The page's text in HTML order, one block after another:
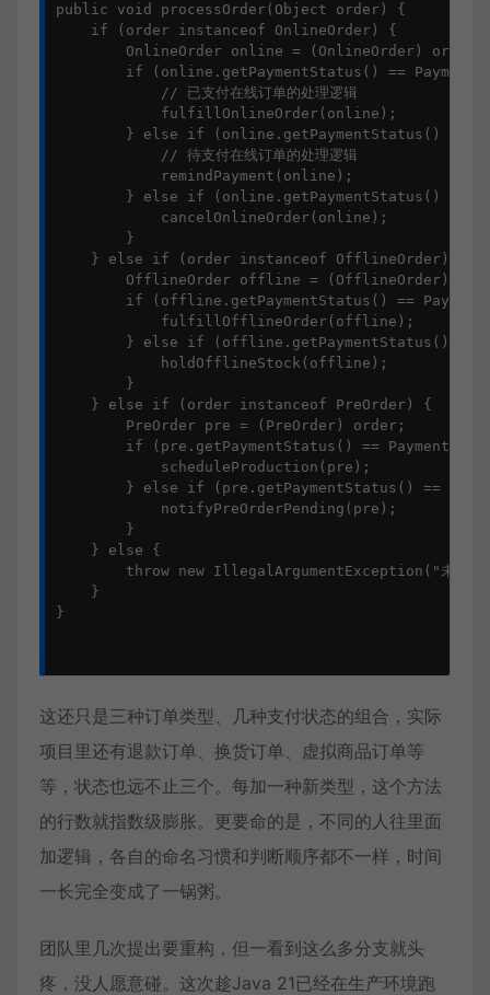
public void processOrder(Object order) {
    if (order instanceof OnlineOrder) {
        OnlineOrder online = (OnlineOrder) order;
if (online.getPaymentStatus() ==
            // 已支付在线订单的处理逻辑
            fulfillOnlineOrder(online);
} else if (online.getPaymentStatus() ==
            // 待支付在线订单的处理逻辑
            remindPayment(online);
} else if (online.getPaymentStatus() ==
            cancelOnlineOrder(online);
        }
    } else if (order instanceof OfflineOrder) {
OfflineOrder offline = (OfflineOrder)
if (offline.getPaymentStatus() ==
            fulfillOfflineOrder(offline);
} else if (offline.getPaymentStatus() ==
            holdOfflineStock(offline);
        }
    } else if (order instanceof PreOrder) {
        PreOrder pre = (PreOrder) order;
if (pre.getPaymentStatus() ==
            scheduleProduction(pre);
} else if (pre.getPaymentStatus() ==
            notifyPreOrderPending(pre);
        }
    } else {
throw new IllegalArgumentException("未知订
    }
}
这还只是三种订单类型、几种支付状态的组合，实际
项目里还有退款订单、换货订单、虚拟商品订单等
等，状态也远不止三个。每加一种新类型，这个方法
的行数就指数级膨胀。更要命的是，不同的人往里面
加逻辑，各自的命名习惯和判断顺序都不一样，时间
一长完全变成了一锅粥。
团队里几次提出要重构，但一看到这么多分支就头
疼，没人愿意碰。这次趁Java 21已经在生产环境跑